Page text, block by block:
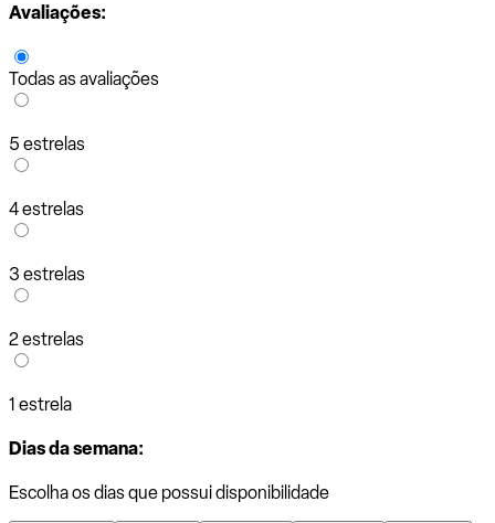
Avaliações:
Todas as avaliações
5 estrelas
4 estrelas
3 estrelas
2 estrelas
1 estrela
Dias da semana:
Escolha os dias que possui disponibilidade